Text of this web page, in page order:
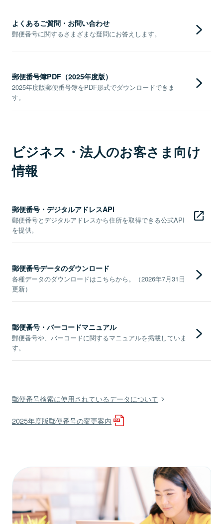
よくあるご質問・お問い合わせ
郵便番号に関するさまざまな疑問にお答えします。
郵便番号簿PDF（2025年度版）
2025年度版郵便番号簿をPDF形式でダウンロードできま
す。
ビジネス・法人のお客さま向け
情報
郵便番号・デジタルアドレスAPI
郵便番号とデジタルアドレスから住所を取得できる公式API
を提供。
郵便番号データのダウンロード
各種データのダウンロードはこちらから。（2026年7月31日
更新）
郵便番号・バーコードマニュアル
郵便番号や、バーコードに関するマニュアルを掲載していま
す。
郵便番号検索に使用されているデータについて
2025年度版郵便番号の変更案内